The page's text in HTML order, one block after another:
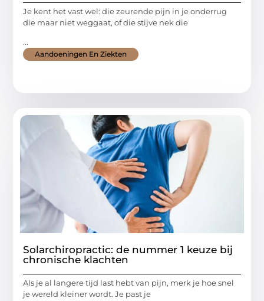
Je kent het vast wel: die zeurende pijn in je onderrug
die maar niet weggaat, of die stijve nek die
...
Aandoeningen En Ziekten
Solarchiropractic: de nummer 1 keuze bij
chronische klachten
Als je al langere tijd last hebt van pijn, merk je hoe snel
je wereld kleiner wordt. Je past je